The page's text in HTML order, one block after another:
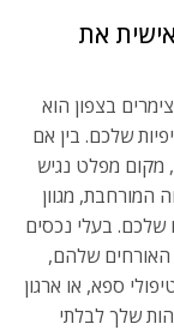
את
בצפון הוא
שלכם. בין אם
מקום מפלט נגיש
המורחבת, מגוון
שלכם. בעלי נכסים
האורחים שלהם,
ספא, או ארגון
שלך לבלתי